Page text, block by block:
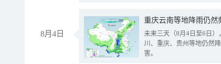
8月4日
重庆云南等地降雨仍然
未来三天（8月4日至6日
川、重庆、贵州等地仍然
害。